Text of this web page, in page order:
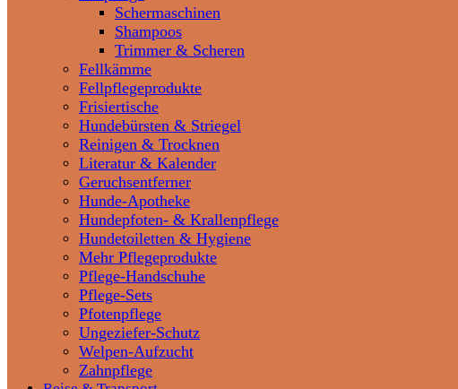
Schermaschinen
Shampoos
Trimmer & Scheren
Fellkämme
Fellpflegeprodukte
Frisiertische
Hundebürsten & Striegel
Reinigen & Trocknen
Literatur & Kalender
Geruchsentferner
Hunde-Apotheke
Hundepfoten- & Krallenpflege
Hundetoiletten & Hygiene
Mehr Pflegeprodukte
Pflege-Handschuhe
Pflege-Sets
Pfotenpflege
Ungeziefer-Schutz
Welpen-Aufzucht
Zahnpflege